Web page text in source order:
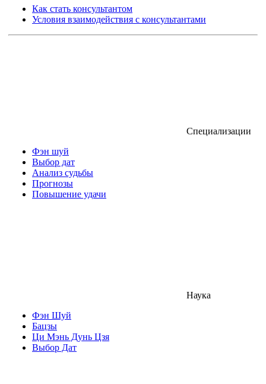
Как стать консультантом
Условия взаимодействия с консультантами
Специализации
Фэн шуй
Выбор дат
Анализ судьбы
Прогнозы
Повышение удачи
Наука
Фэн Шуй
Бацзы
Ци Мэнь Дунь Цзя
Выбор Дат